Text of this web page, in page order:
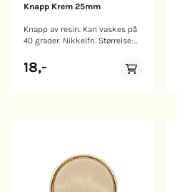
Knapp Krem 25mm
Knapp av resin. Kan vaskes på
40 grader. Nikkelfri. Størrelse:
18,-